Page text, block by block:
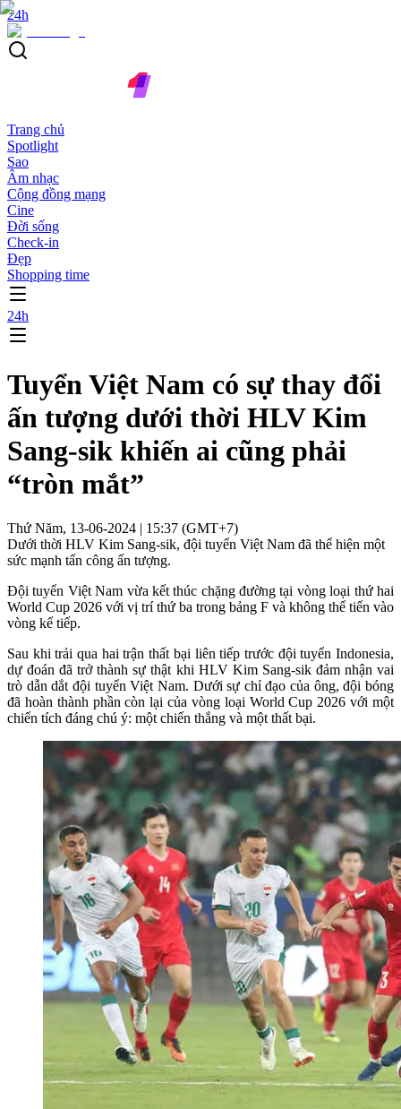
24h
Trang chủ
Spotlight
Sao
Âm nhạc
Cộng đồng mạng
Cine
Đời sống
Check-in
Đẹp
Shopping time
24h
Tuyển Việt Nam có sự thay đổi
ấn tượng dưới thời HLV Kim
Sang-sik khiến ai cũng phải
“tròn mắt”
Thứ Năm, 13-06-2024 | 15:37 (GMT+7)
Dưới thời HLV Kim Sang-sik, đội tuyển Việt Nam đã thể hiện một
sức mạnh tấn công ấn tượng.
Đội tuyển Việt Nam vừa kết thúc chặng đường tại vòng loại thứ hai
World Cup 2026 với vị trí thứ ba trong bảng F và không thể tiến vào
vòng kế tiếp.
Sau khi trải qua hai trận thất bại liên tiếp trước đội tuyển Indonesia,
dự đoán đã trở thành sự thật khi HLV Kim Sang-sik đảm nhận vai
trò dẫn dắt đội tuyển Việt Nam. Dưới sự chỉ đạo của ông, đội bóng
đã hoàn thành phần còn lại của vòng loại World Cup 2026 với một
chiến tích đáng chú ý: một chiến thắng và một thất bại.